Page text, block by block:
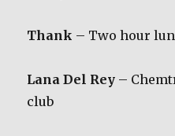
Thank – Two hour
Lana Del Rey –
club